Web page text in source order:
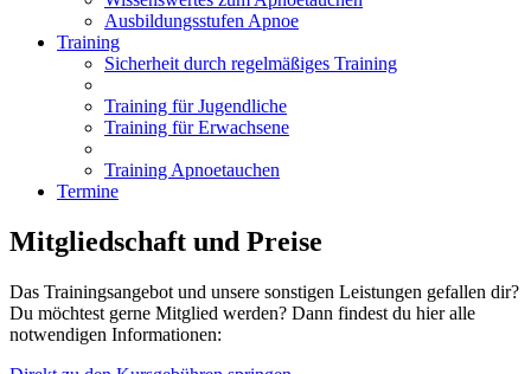
Ausbildungsstufen Apnoe
Training
Sicherheit durch regelmäßiges Training
Training für Jugendliche
Training für Erwachsene
Training Apnoetauchen
Termine
Mitgliedschaft und Preise
Das Trainingsangebot und unsere sonstigen Leistungen gefallen dir?
Du möchtest gerne Mitglied werden? Dann findest du hier alle
notwendigen Informationen: